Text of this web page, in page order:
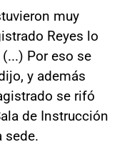
muy
Reyes lo
Por eso se
y además
se rifó
de Instrucción
sede.